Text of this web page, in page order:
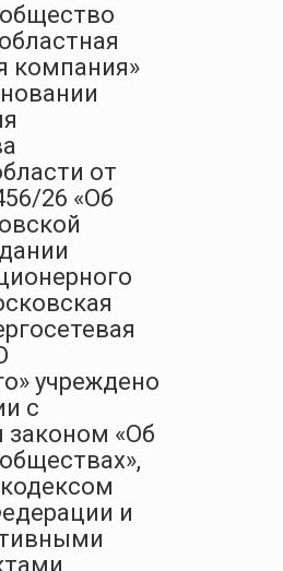
компания»
от
26 «Об
учреждено
с
«Об
и